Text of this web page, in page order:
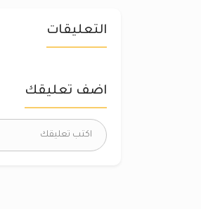
التعليقات
اضف تعليقك